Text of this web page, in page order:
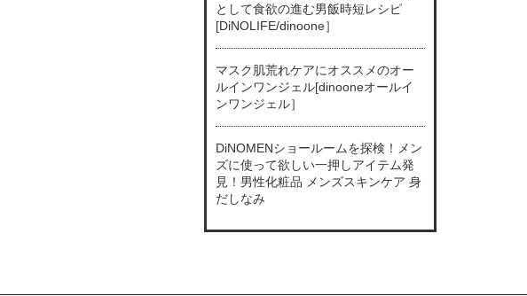
として食欲の進む男飯時短レシピ
[DiNOLIFE/dinoone］
マスク肌荒れケアにオススメのオー
ルインワンジェル[dinooneオールイ
ンワンジェル］
DiNOMENショールームを探検！メン
ズに使って欲しい一押しアイテム発
見！男性化粧品 メンズスキンケア 身
だしなみ